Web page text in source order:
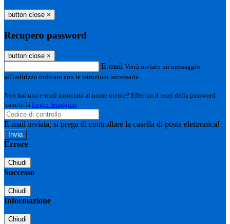
button close ×
Recupero password
button close ×
E-mail Verrà inviato un messaggio
all'indirizzo indicato con le istruzioni necessarie.
Non hai una e-mail associata al nome utente? Effettua il reset della password
tramite la Login Spaggiari
E-mail inviata, si prega di controllare la casella di posta elettronica!
Errore
Chiudi
Successo
Chiudi
Informazione
Chiudi